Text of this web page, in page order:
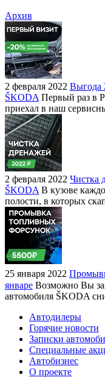
Архив
2 февраля 2022 Выгода
ŠKODA Первый раз в
приехал в наш
2 февраля 2022 Чистка
ŠKODA В кузове
полости, в которых
25 января 2022
январе Возможно Вы
автомобиля ŠKODA
Автодилеры
Горячие новости
Записки
Специальные
Автобизнес
О проекте